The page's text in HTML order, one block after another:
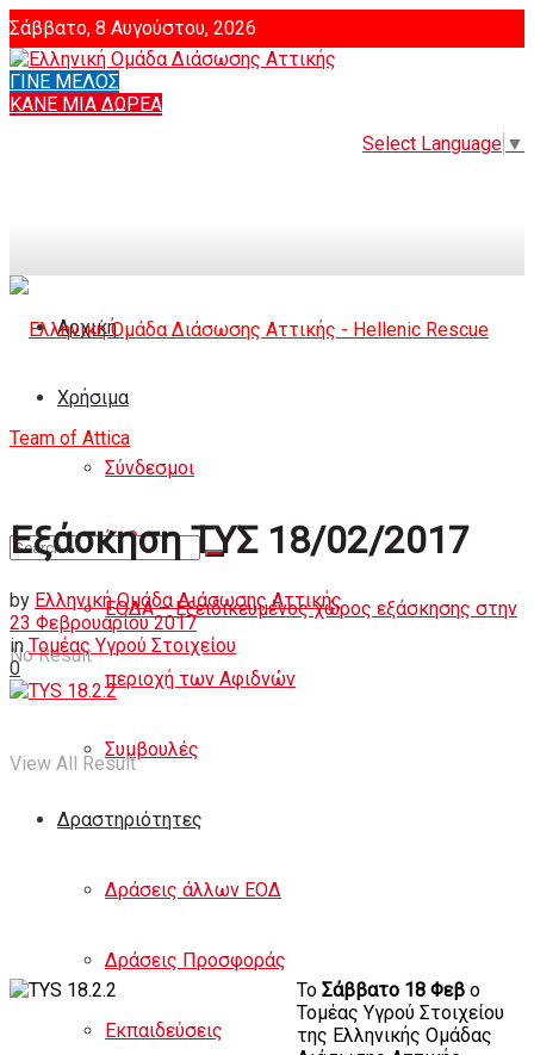
Σάββατο, 8 Αυγούστου, 2026
Login
Select Language ▼
ΓΙΝΕ ΜΕΛΟΣ
ΚΑΝΕ ΜΙΑ ΔΩΡΕΑ
Αρχική
Χρήσιμα
Σύνδεσμοι
Άρθρα
ΕΟΔΑ – Εξειδικευμένος χώρος εξάσκησης στην
περιοχή των Αφιδνών
Συμβουλές
Δραστηριότητες
Δράσεις άλλων ΕΟΔ
Δράσεις Προσφοράς
Εκπαιδεύσεις
No Result
View All Result
Εξάσκηση ΤΥΣ 18/02/2017
by Ελληνική Ομάδα Διάσωσης Αττικής
23 Φεβρουαρίου 2017
in Τομέας Υγρού Στοιχείου
0
Το Σάββατο 18 Φεβ ο
Τομέας Υγρού Στοιχείου
της Ελληνικής Ομάδας